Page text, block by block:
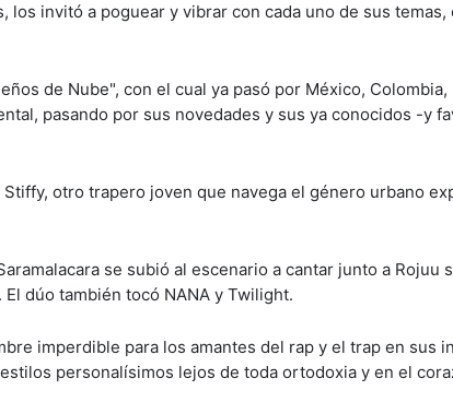
los invitó a poguear y vibrar con cada uno de sus
de Nube", con el cual ya pasó por México,
pasando por sus novedades y sus ya conocidos -y
otro trapero joven que navega el género urbano
se subió al escenario a cantar junto a Rojuu
dúo también tocó NANA y Twilight.
imperdible para los amantes del rap y el trap en sus
personalísimos lejos de toda ortodoxia y en el